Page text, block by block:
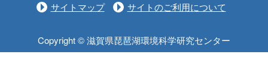
サイトマップ サイトのご利用について
Copyright © 滋賀県琵琶湖環境科学研究センター